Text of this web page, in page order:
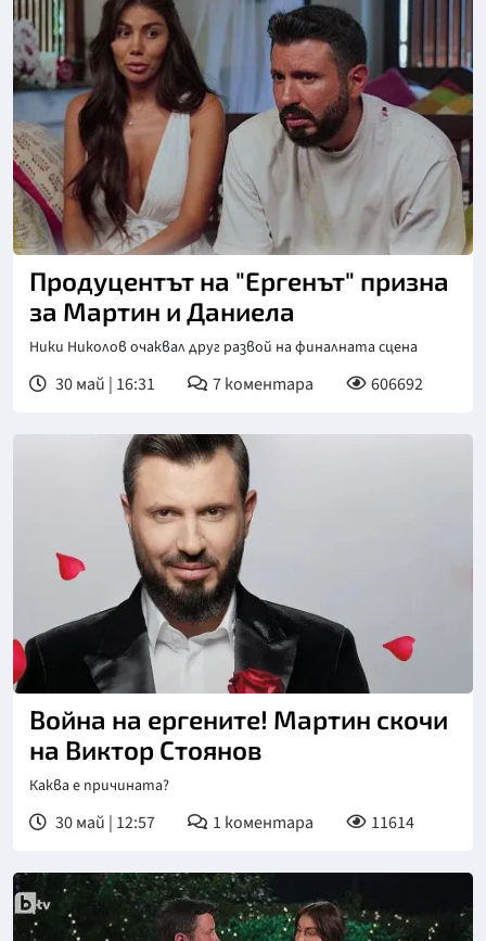
Снимка: bTV
Продуцентът на "Ергенът" призна
за Мартин и Даниела
Ники Николов очаквал друг развой на финалната сцена
30 май | 16:31 7коментара 606692
Война на ергените! Мартин скочи
на Виктор Стоянов
Каква е причината?
30 май | 12:57 1 коментара 11614